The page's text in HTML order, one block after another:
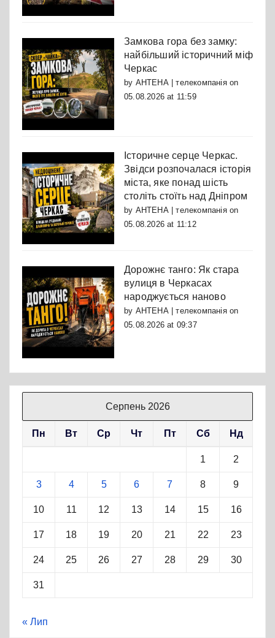
Замкова гора без замку:
найбільший історичний міф
Черкас
by АНТЕНА | телекомпаніяon
05.08.2026 at 11:59
Історичне серце Черкас.
Звідси розпочалася історія
міста, яке понад шість
століть стоїть над Дніпром
by АНТЕНА | телекомпаніяon
05.08.2026 at 11:12
Дорожнє танго: Як стара
вулиця в Черкасах
народжується наново
by АНТЕНА | телекомпаніяon
05.08.2026 at 09:37
Серпень 2026
Пн Вт Ср Чт Пт Сб Нд
1 2
3 4 5 6 7 8 9
10 11 12 13 14 15 16
17 18 19 20 21 22 23
24 25 26 27 28 29 30
31
« Лип